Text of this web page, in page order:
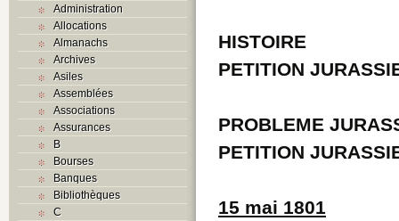
Administration
Allocations
Almanachs
Archives
Asiles
Assemblées
Associations
Assurances
B
Bourses
Banques
Bibliothèques
C
HISTOIRE
PETITION
PROBLEME
PETITION
15 mai 1801